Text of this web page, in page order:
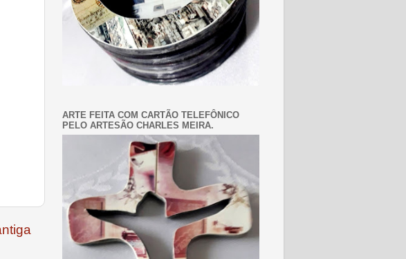
ARTE FEITA COM CARTÃO TELEFÔNICO
PELO ARTESÃO CHARLES MEIRA.